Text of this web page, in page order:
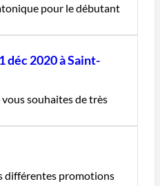
pour le débutant
déc 2020 à Saint-
souhaites de très
différentes promotions